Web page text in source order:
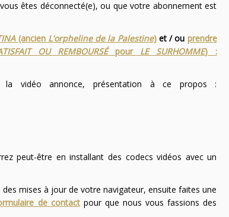
êtes déconnecté(e), ou que votre abonnement est
(ancien L'orpheline de la Palestine)et / ou prendre
OU REMBOURSÉpour LE SURHOMME) :
vidéo annonce, présentation à ce propos :
peut-être en installant des codecs vidéos avec un
mises à jour de votre navigateur, ensuite faites une
de contactpour que nous vous fassions des